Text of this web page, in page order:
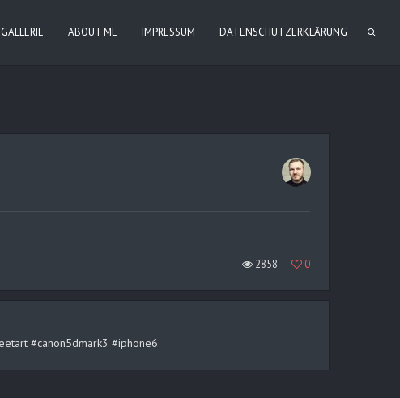
ABOUT ME IMPRESSUM DATENSCHUTZERKLÄRUNG
2858 0
#canon5dmark3 #iphone6